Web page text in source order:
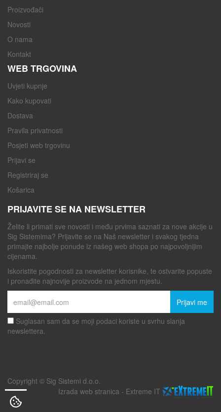
Proizvođači
Novosti
O nama
Kontakt
WEB TRGOVINA
Uvjeti kupnje
Kako kupovati
Dostava
Pravila privatnosti
Posjeti web trgovinu
Prijavi se
Registriraj se
Košarica
PRIJAVITE SE NA NEWSLETTER
Želite li primati sve novosti i među prvima saznati za nove akcije u
Sig Sistemima? Prijavite se na Naš newsletter i svakog tjedna
primajte najbolje ponude iz našeg web shopa po najpovoljnijim
cijenama.
Iskoristite pogodnosti za newsletter korisnike, te ostvarite popuste
i pronađite najnovije proizvode na jednom mjestu.
Prijavi me
Suglasan sam da se moji podaci koriste u svrhu slanja
newslettera.
Copyright © Sig Sistemi d.o.o.
Izrada web stranica - Extreme IT